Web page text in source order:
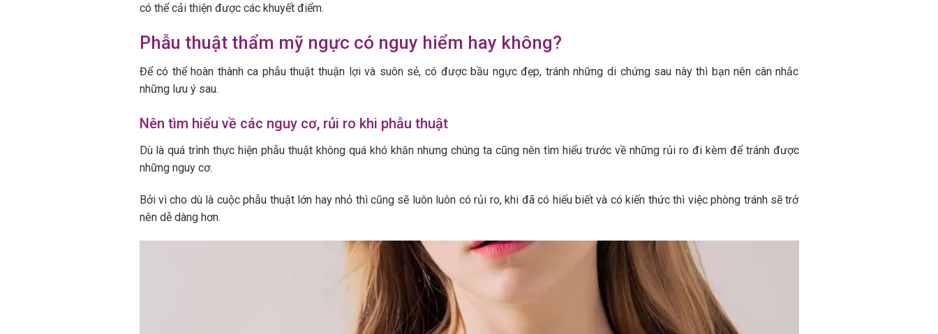
có thể cải thiện được các khuyết điểm.
Phẫu thuật thẩm mỹ ngực có nguy hiểm hay không?
Để có thể hoàn thành ca phẫu thuật thuận lợi và suôn sẻ, có được bầu ngực đẹp, tránh những di chứng sau này thì bạn nên cân nhắc
những lưu ý sau.
Nên tìm hiểu về các nguy cơ, rủi ro khi phẫu thuật
Dù là quá trình thực hiện phẫu thuật không quá khó khăn nhưng chúng ta cũng nên tìm hiểu trước về những rủi ro đi kèm để tránh được
những nguy cơ.
Bởi vì cho dù là cuộc phẫu thuật lớn hay nhỏ thì cũng sẽ luôn luôn có rủi ro, khi đã có hiểu biết và có kiến thức thì việc phòng tránh sẽ trở
nên dễ dàng hơn.